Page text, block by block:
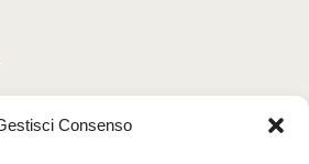
Consenso